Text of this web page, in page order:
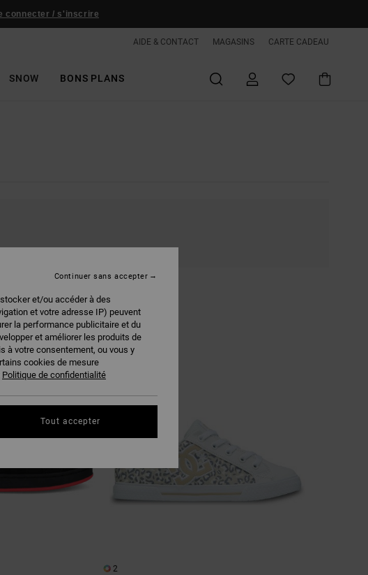
connecter / s'inscrire
AIDE & CONTACT MAGASINS CARTE CADEAU
SNOW BONS PLANS
2
et/ou accéder à des
et votre adresse IP) peuvent
la performance publicitaire et du
et améliorer les produits de
à votre consentement, ou vous y
cookies de mesure
Politique de confidentialité
Continuer sans accepter
Tout accepter